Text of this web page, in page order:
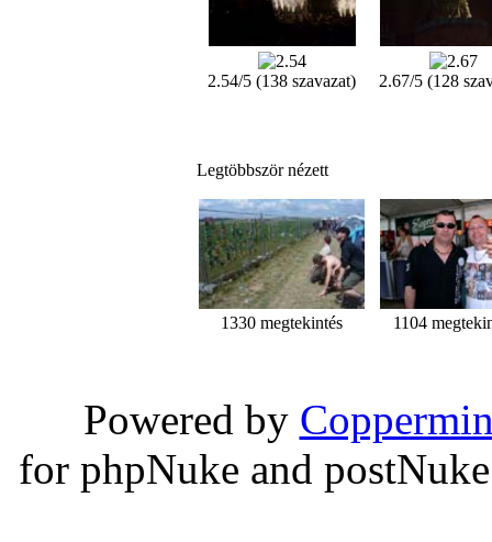
2.54/5 (138 szavazat) 2.67/5 (128
Legtöbbször nézett
1330 megtekintés 1104
Powered by
for phpNuke and